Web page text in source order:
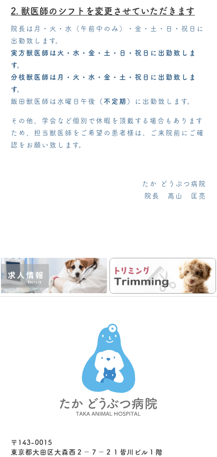
2. 獣医師のシフトを変更させていただきます
院長は月・火・水（午前中のみ）・金・土・日・祝日に
出勤致します。
実方獣医師は火・水・金・土・日・祝日に出勤致しま
す。
分枝獣医師は月・火・水・金・土・祝日に出勤致しま
す。
飯田獣医師 は水曜日午後 （不定期） に 出勤致します。
その他、学会など個別で休暇を頂戴する場合もあります
ため、担当獣医師を ご希望の患者様は、ご来院前にご確
認をお願い致します。
たか どうぶつ病院
院長 髙山 匡亮
〒143-0015
東京都大田区大森西２−７−２１皆川ビル１階